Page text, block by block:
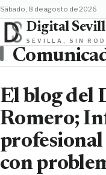
sábado, 8 de agosto de 2026
Digital
SEVILLA, SIN
El blog del
Romero;
profesional
con